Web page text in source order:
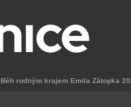
Běh rodným krajem Emila Zátopka